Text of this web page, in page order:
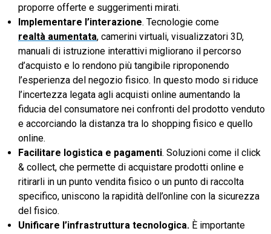
proporre offerte e suggerimenti mirati.
Implementare l’interazione. Tecnologie come
realtà aumentata, camerini virtuali, visualizzatori 3D,
manuali di istruzione interattivi migliorano il percorso
d’acquisto e lo rendono più tangibile riproponendo
l’esperienza del negozio fisico. In questo modo si riduce
l’incertezza legata agli acquisti online aumentando la
fiducia del consumatore nei confronti del prodotto venduto
e accorciando la distanza tra lo shopping fisico e quello
online.
Facilitare logistica e pagamenti. Soluzioni come il click
& collect, che permette di acquistare prodotti online e
ritirarli in un punto vendita fisico o un punto di raccolta
specifico, uniscono la rapidità dell’online con la sicurezza
del fisico.
Unificare l’infrastruttura tecnologica. È importante